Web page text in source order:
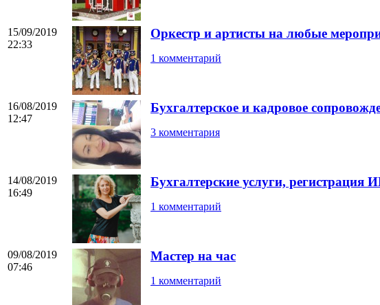
15/09/2019
22:33
Оркестр и артисты на любые
1 комментарий
16/08/2019
12:47
Бухгалтерское и кадровое
3 комментария
14/08/2019
16:49
Бухгалтерские услуги,
1 комментарий
09/08/2019
07:46
Мастер на час
1 комментарий